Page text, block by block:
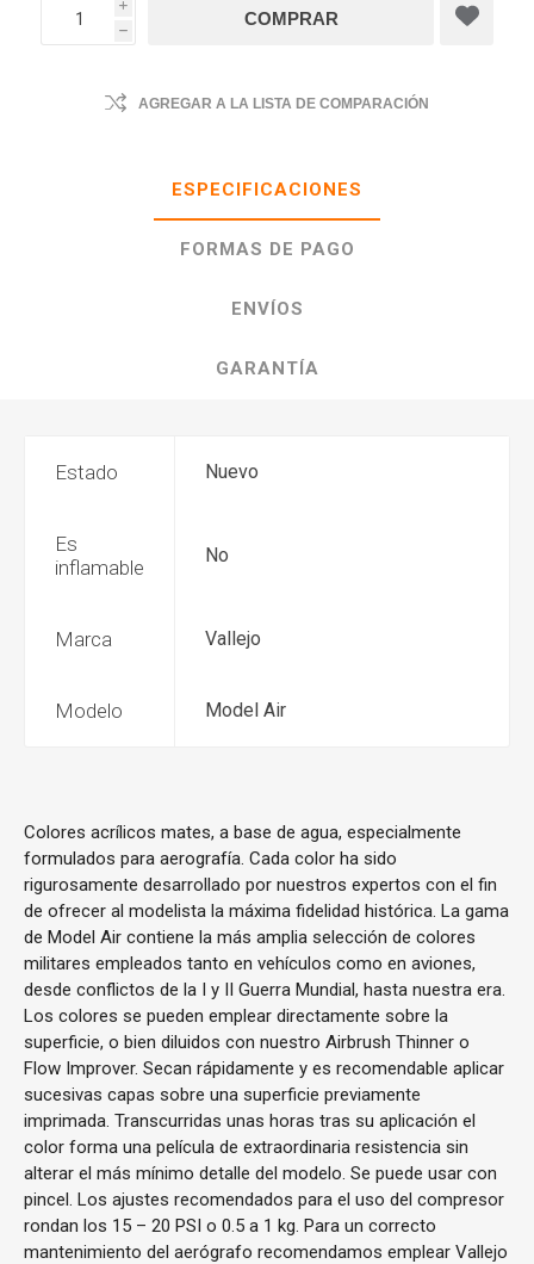
i
h
AGREGAR A LA LISTA DE COMPARACIÓN
ESPECIFICACIONES
FORMAS DE PAGO
ENVÍOS
GARANTÍA
Estado Nuevo
Es
inflamable
No
Marca Vallejo
Modelo Model Air
Colores acrílicos mates, a base de agua, especialmente
formulados para aerografía. Cada color ha sido
rigurosamente desarrollado por nuestros expertos con el fin
de ofrecer al modelista la máxima fidelidad histórica. La gama
de Model Air contiene la más amplia selección de colores
militares empleados tanto en vehículos como en aviones,
desde conflictos de la I y II Guerra Mundial, hasta nuestra era.
Los colores se pueden emplear directamente sobre la
superficie, o bien diluidos con nuestro Airbrush Thinner o
Flow Improver. Secan rápidamente y es recomendable aplicar
sucesivas capas sobre una superficie previamente
imprimada. Transcurridas unas horas tras su aplicación el
color forma una película de extraordinaria resistencia sin
alterar el más mínimo detalle del modelo. Se puede usar con
pincel. Los ajustes recomendados para el uso del compresor
rondan los 15 – 20 PSI o 0.5 a 1 kg. Para un correcto
mantenimiento del aerógrafo recomendamos emplear Vallejo